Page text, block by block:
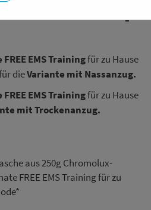
EMS Trainingfür zu Hause
dieVariante mit Nassanzug.
EMS Trainingfür zu Hause
mit Trockenanzug.
aus 250g Chromolux-
FREE EMS Training für zu